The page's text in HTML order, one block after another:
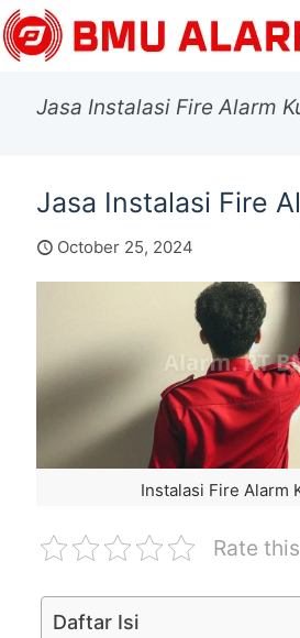
Jasa Instalasi Fire Alarm
Jasa Instalasi Fire
October 25, 2024
Instalasi Fire Alarm
Rate
Daftar Isi